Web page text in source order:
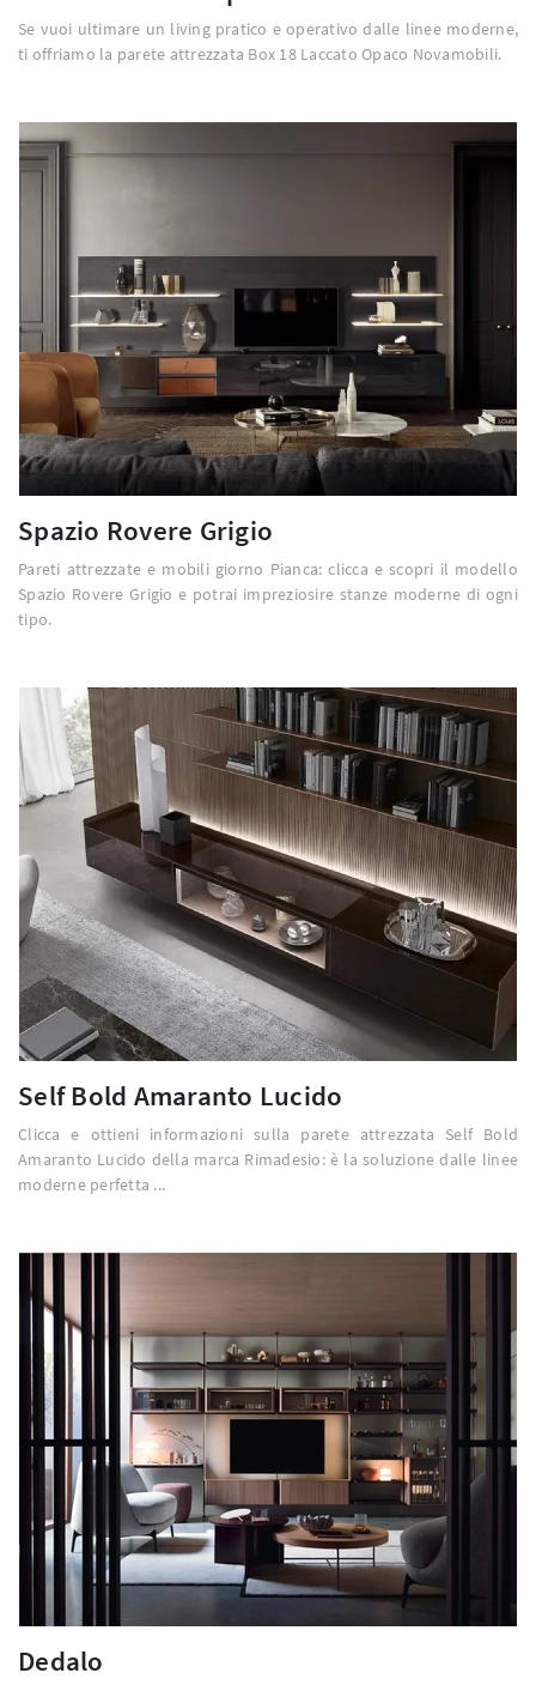
Se vuoi ultimare un living pratico e operativo dalle linee moderne,
ti offriamo la parete attrezzata Box 18 Laccato Opaco Novamobili.
Spazio Rovere Grigio
Pareti attrezzate e mobili giorno Pianca: clicca e scopri il modello
Spazio Rovere Grigio e potrai impreziosire stanze moderne di ogni
tipo.
Self Bold Amaranto Lucido
Clicca e ottieni informazioni sulla parete attrezzata Self Bold
Amaranto Lucido della marca Rimadesio: è la soluzione dalle linee
moderne perfetta ...
Dedalo